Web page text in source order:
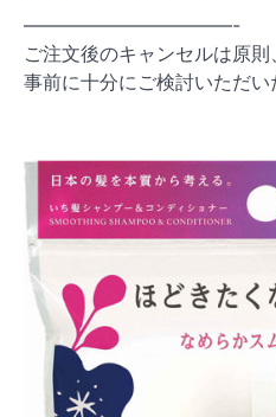
———————————-
ご注文後のキャンセルは原則
事前に十分にご検討いただい